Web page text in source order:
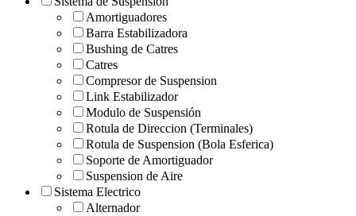
Amortiguadores
Barra Estabilizadora
Bushing de Catres
Catres
Compresor de Suspension
Link Estabilizador
Modulo de Suspensión
Rotula de Direccion (Terminales)
Rotula de Suspension (Bola Esferica)
Soporte de Amortiguador
Suspension de Aire
Sistema Electrico
Alternador